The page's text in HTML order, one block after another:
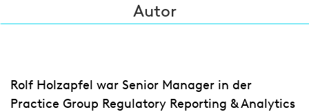
Autor
Rolf Holzapfel war Senior Manager in der
Practice Group Regulatory Reporting & Analytics